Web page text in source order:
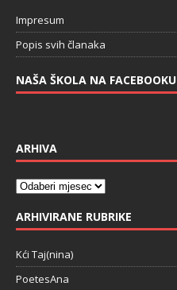
Impresum
Popis svih članaka
NAŠA ŠKOLA NA FACEBOOKU
ARHIVA
ARHIVIRANE RUBRIKE
Kći Taj(nina)
PoetesAna